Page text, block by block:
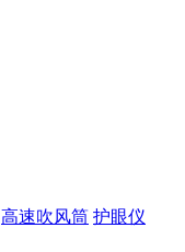
高速吹风筒 护眼仪